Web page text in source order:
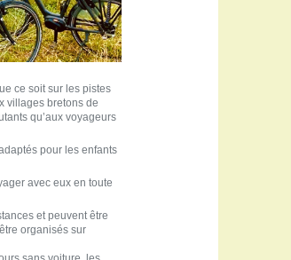
ce soit sur les pistes
villages bretons de
qu’aux voyageurs
pour les enfants
avec eux en toute
et peuvent être
organisés sur